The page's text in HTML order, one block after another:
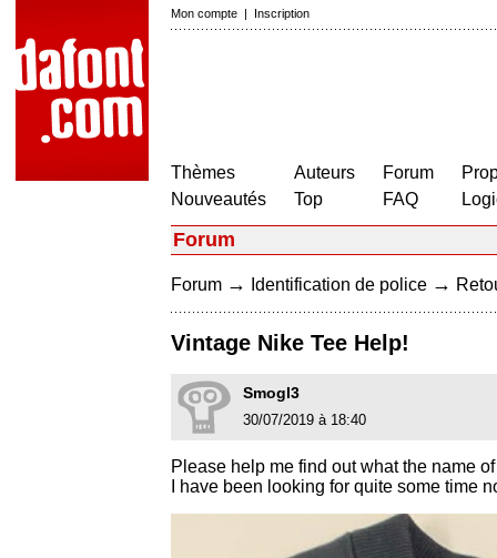
Mon compte | Inscription
Thèmes
Nouveautés
Auteurs
Top
Forum
FAQ
Forum
Forum → Identification de police →
Vintage Nike Tee Help!
Smogl3
30/07/2019 à 18:40
Please help me find out what the name
I have been looking for quite some time